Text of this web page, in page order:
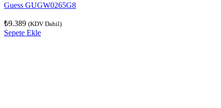
Guess GUGW0265G8
₺9.389 (KDV Dahil)
Sepete Ekle